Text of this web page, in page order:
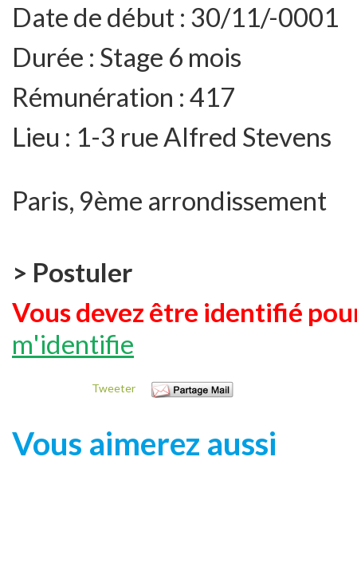
Date de début : 30/11/-0001
Durée : Stage 6 mois
Rémunération : 417
Lieu : 1-3 rue Alfred Stevens
Paris, 9ème arrondissement
> Postuler
Vous devez être identifié
m'identifie
Tweeter
Vous aimerez aussi